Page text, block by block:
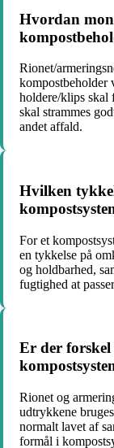
Hvordan
Rionet/
kompostbeholder
holdere/klips skal
skal strammes
andet affald.
Hvilken
For et
en tykkelse på
og holdbarhed,
fugtighed at
Er der
Rionet og
udtrykkene
normalt lavet af
formål i